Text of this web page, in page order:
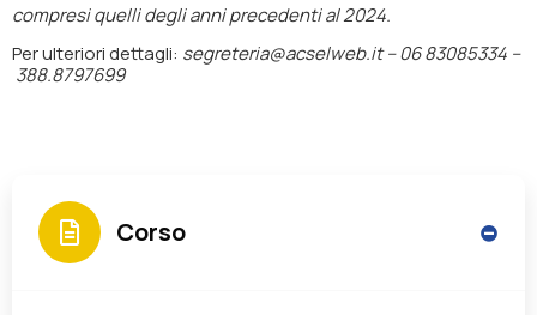
compresi quelli degli anni precedenti al 2024.
Per ulteriori dettagli: segreteria@acselweb.it –06 83085334 –
388.8797699
Corso